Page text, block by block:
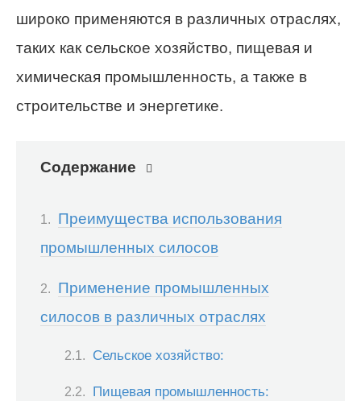
широко применяются в различных отраслях,
таких как сельское хозяйство, пищевая и
химическая промышленность, а также в
строительстве и энергетике.
Содержание
Преимущества использования
промышленных силосов
Применение промышленных
силосов в различных отраслях
Сельское хозяйство:
Пищевая промышленность: